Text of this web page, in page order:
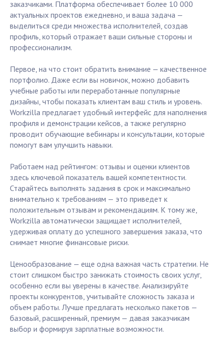
заказчиками. Платформа обеспечивает более 10 000
актуальных проектов ежедневно, и ваша задача —
выделиться среди множества исполнителей, создав
профиль, который отражает ваши сильные стороны и
профессионализм.
Первое, на что стоит обратить внимание — качественное
портфолио. Даже если вы новичок, можно добавить
учебные работы или переработанные популярные
дизайны, чтобы показать клиентам ваш стиль и уровень.
Workzilla предлагает удобный интерфейс для наполнения
профиля и демонстрации кейсов, а также регулярно
проводит обучающие вебинары и консультации, которые
помогут вам улучшить навыки.
Работаем над рейтингом: отзывы и оценки клиентов
здесь ключевой показатель вашей компетентности.
Старайтесь выполнять задания в срок и максимально
внимательно к требованиям — это приведет к
положительным отзывам и рекомендациям. К тому же,
Workzilla автоматически защищает исполнителей,
удерживая оплату до успешного завершения заказа, что
снимает многие финансовые риски.
Ценообразование — еще одна важная часть стратегии. Не
стоит слишком быстро занижать стоимость своих услуг,
особенно если вы уверены в качестве. Анализируйте
проекты конкурентов, учитывайте сложность заказа и
объем работы. Лучше предлагать несколько пакетов —
базовый, расширенный, премиум — давая заказчикам
выбор и формируя зарплатные возможности.